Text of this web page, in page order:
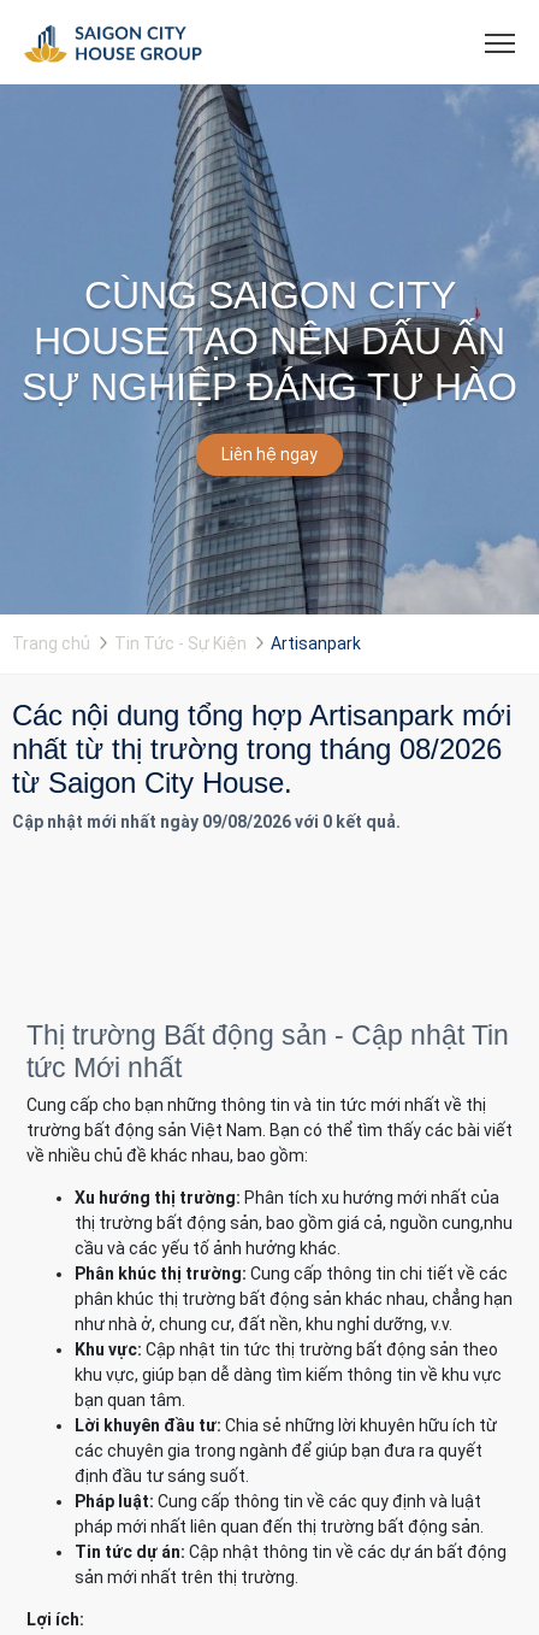
CÙNG SAIGON CITY
HOUSE TẠO NÊN DẤU ẤN
SỰ NGHIỆP ĐÁNG TỰ HÀO
Liên hệ ngay
Trang chủ Tin Tức - Sự Kiện Artisanpark
Các nội dung tổng hợp Artisanpark mới
nhất từ thị trường trong tháng 08/2026
từ Saigon City House.
Cập nhật mới nhất ngày 09/08/2026 với 0 kết quả.
Thị trường Bất động sản - Cập nhật Tin
tức Mới nhất
Cung cấp cho bạn những thông tin và tin tức mới nhất về thị
trường bất động sản Việt Nam. Bạn có thể tìm thấy các bài viết
về nhiều chủ đề khác nhau, bao gồm:
Xu hướng thị trường: Phân tích xu hướng mới nhất của
thị trường bất động sản, bao gồm giá cả, nguồn cung,nhu
cầu và các yếu tố ảnh hưởng khác.
Phân khúc thị trường: Cung cấp thông tin chi tiết về các
phân khúc thị trường bất động sản khác nhau, chẳng hạn
như nhà ở, chung cư, đất nền, khu nghỉ dưỡng, v.v.
Khu vực: Cập nhật tin tức thị trường bất động sản theo
khu vực, giúp bạn dễ dàng tìm kiếm thông tin về khu vực
bạn quan tâm.
Lời khuyên đầu tư: Chia sẻ những lời khuyên hữu ích từ
các chuyên gia trong ngành để giúp bạn đưa ra quyết
định đầu tư sáng suốt.
Pháp luật: Cung cấp thông tin về các quy định và luật
pháp mới nhất liên quan đến thị trường bất động sản.
Tin tức dự án: Cập nhật thông tin về các dự án bất động
sản mới nhất trên thị trường.
Lợi ích: